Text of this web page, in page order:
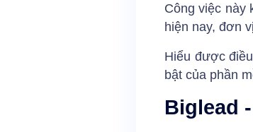
Công việc này
hiện nay, đơn
Hiểu được
bật của phần
Biglead